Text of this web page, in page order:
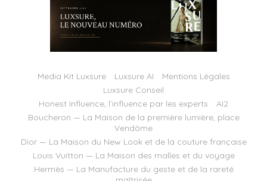
Media Kit Luxsure Luxsure AI
Mentions Légales
Luxsure Conseil
Honest Influence, l’influence par les experts
AI2
Boucheron — La Maison de la première lumière, place
Vendôme
Dior — La Maison du New Look et de la couture française
Louis Vuitton — La Maison des malles et du voyage
Hermès — La Manufacture du geste et de la rareté